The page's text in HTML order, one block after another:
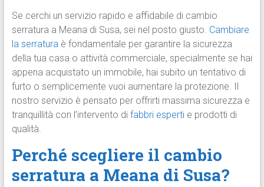
Se cerchi un servizio rapido e affidabile di cambio
serratura a Meana di Susa, sei nel posto giusto. Cambiare
la serraturaè fondamentale per garantire la sicurezza
della tua casa o attività commerciale, specialmente se hai
appena acquistato un immobile, hai subito un tentativo di
furto o semplicemente vuoi aumentare la protezione. Il
nostro servizio è pensato per offrirti massima sicurezza e
tranquillità con l’intervento di fabbri espertie prodotti di
qualità.
Perché scegliere il cambio
serratura a Meana di Susa?